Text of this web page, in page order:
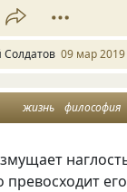
Солдатов 09 мар 2019
жизнь философия
превосходит